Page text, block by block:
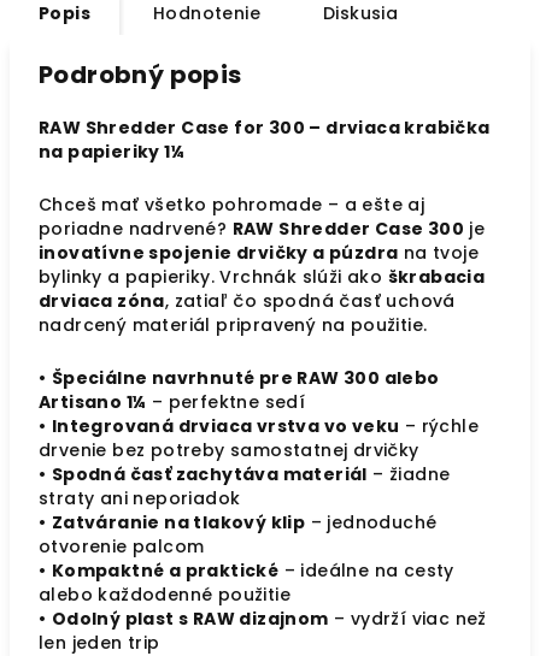
Popis Hodnotenie Diskusia
Podrobný popis
RAW Shredder Case for 300 – drviaca krabička
na papieriky 1¼
Chceš mať všetko pohromade – a ešte aj
poriadne nadrvené? RAW Shredder Case 300 je
inovatívne spojenie drvičky a púzdra na tvoje
bylinky a papieriky. Vrchnák slúži ako škrabacia
drviaca zóna, zatiaľ čo spodná časť uchová
nadrcený materiál pripravený na použitie.
• Špeciálne navrhnuté pre RAW 300 alebo
Artisano 1¼ – perfektne sedí
• Integrovaná drviaca vrstva vo veku – rýchle
drvenie bez potreby samostatnej drvičky
• Spodná časť zachytáva materiál – žiadne
straty ani neporiadok
• Zatváranie na tlakový klip – jednoduché
otvorenie palcom
• Kompaktné a praktické – ideálne na cesty
alebo každodenné použitie
• Odolný plast s RAW dizajnom – vydrží viac než
len jeden trip